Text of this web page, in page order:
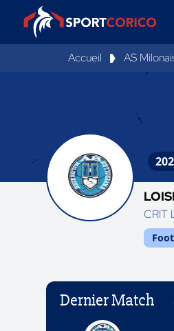
Accueil AS
CRIT
Dernier Match